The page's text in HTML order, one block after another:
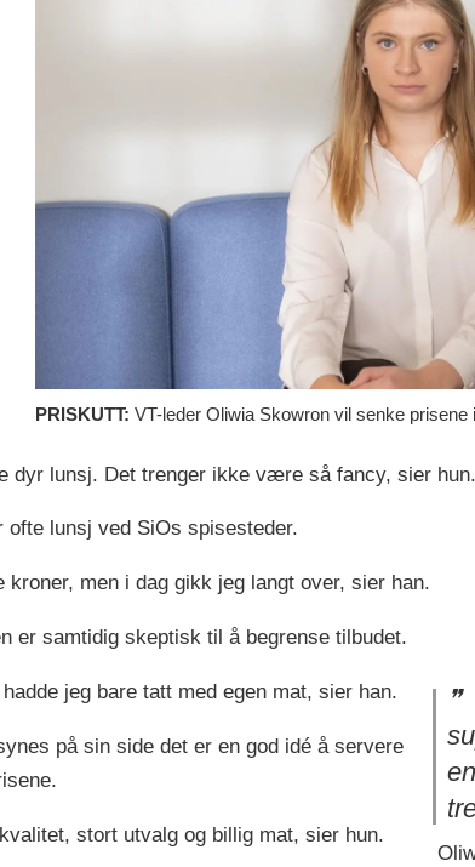
PRISKUTT:VT-leder Oliwia Skowron vil senke prisene
dyr lunsj. Det trenger ikke være så fancy, sier hun.
ofte lunsj ved SiOs spisesteder.
men i dag gikk jeg langt over, sier han.
er samtidig skeptisk til å begrense tilbudet.
jeg bare tatt med egen mat, sier han.
på sin side det er en god idé å servere
stort utvalg og billig mat, sier hun.